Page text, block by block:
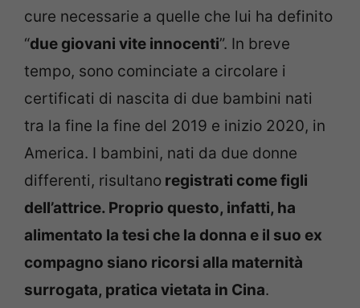
cure necessarie a quelle che lui ha definito
“due giovani vite innocenti”. In breve
tempo, sono cominciate a circolare i
certificati di nascita di due bambini nati
tra la fine la fine del 2019 e inizio 2020, in
America. I bambini, nati da due donne
differenti, risultano registrati come figli
dell’attrice. Proprio questo, infatti, ha
alimentato la tesi che la donna e il suo ex
compagno siano ricorsi alla maternità
surrogata, pratica vietata in Cina.